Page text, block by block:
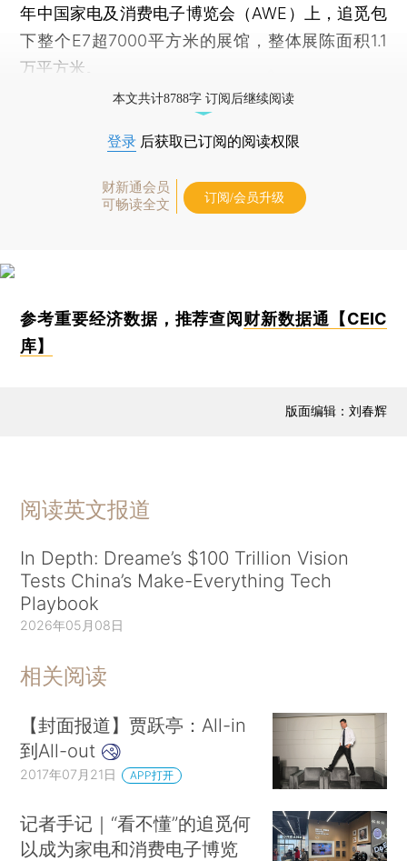
年中国家电及消费电子博览会（AWE）上，追觅包
下整个E7超7000平方米的展馆，整体展陈面积1.1
万平方米。
本文共计8788字 订阅后继续阅读
登录 后获取已订阅的阅读权限
财新通会员
可畅读全文
订阅/会员升级
参考重要经济数据，推荐查阅财新数据通【CEIC
库】
版面编辑：刘春辉
阅读英文报道
In Depth: Dreame’s $100 Trillion Vision
Tests China’s Make-Everything Tech
Playbook
2026年05月08日
相关阅读
【封面报道】贾跃亭：All-in
到All-out
2017年07月21日 APP打开
记者手记｜“看不懂”的追觅何
以成为家电和消费电子博览